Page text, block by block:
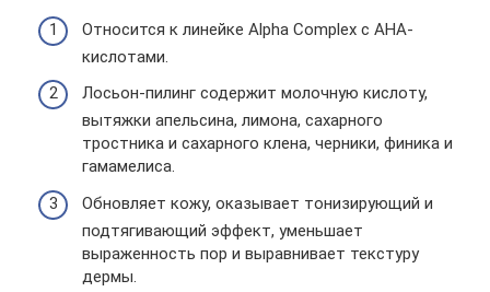
Относится к линейке Alpha Complex с AHA-
кислотами.
Лосьон-пилинг содержит молочную кислоту,
вытяжки апельсина, лимона, сахарного
тростника и сахарного клена, черники, финика и
гамамелиса.
Обновляет кожу, оказывает тонизирующий и
подтягивающий эффект, уменьшает
выраженность пор и выравнивает текстуру
дермы.